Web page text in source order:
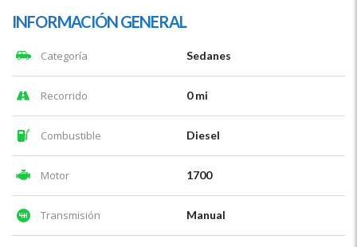
INFORMACIÓN GENERAL
Categoría Sedanes
Recorrido 0 mi
Combustible Diesel
Motor 1700
Transmisión Manual